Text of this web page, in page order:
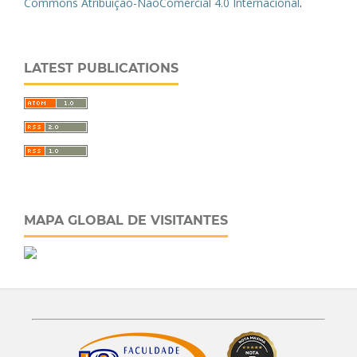
LATEST PUBLICATIONS
MAPA GLOBAL DE VISITANTES